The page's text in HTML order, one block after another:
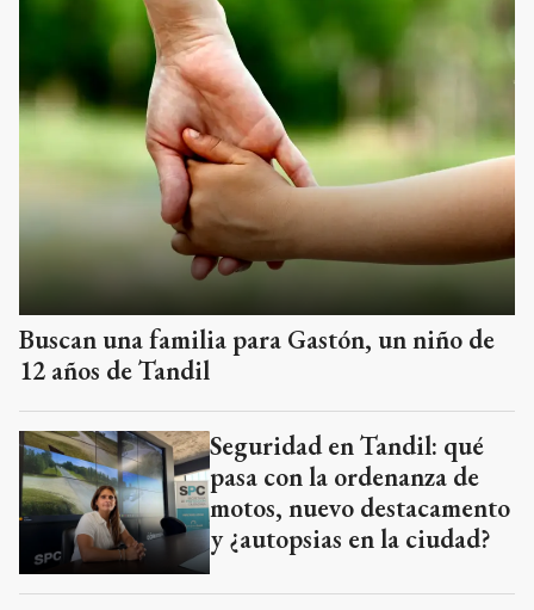
Buscan una familia para Gastón, un niño de
12 años de Tandil
Seguridad en Tandil: qué
pasa con la ordenanza de
motos, nuevo destacamento
y ¿autopsias en la ciudad?